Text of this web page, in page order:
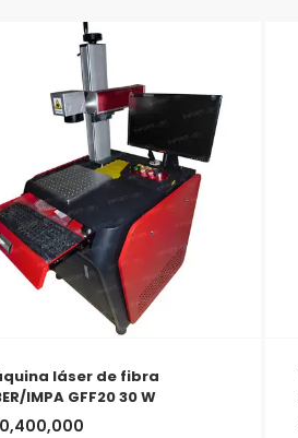
láser de fibra
IMPA GFF20 30 W